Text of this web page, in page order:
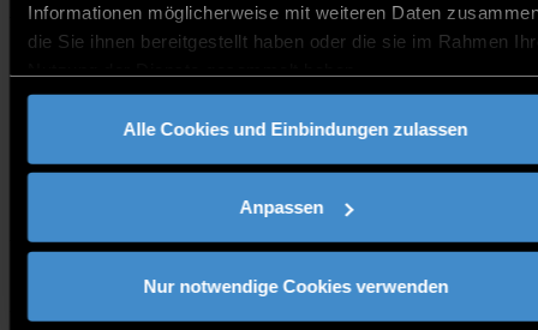
Informationen möglicherweise mit weiteren Daten
die Sie ihnen bereitgestellt haben oder die sie im Rahmen
Alle Cookies und Einbindungen zulassen
Anpassen
Nur notwendige Cookies verwenden
Teilnehmerkreis:
- Führungskräfte, Spezialisten, Fachkräfte, Mitarbeiter
und Studierende aus allen Bereichen
- Interessenten aus Produktions-, Dienstleistungs- und
Handelsunternehmen.
- Alle, die Six Sigma in ihrem Unternehmen einführen
möchten oder sich über die Methode informieren wollen
Abschluss und Zertifizierung:
Hochschulzertifikat nach Onlineabschlusstest; Beginn
direkt nach Kursabschluss oder am Folgetag - frei
wählbar